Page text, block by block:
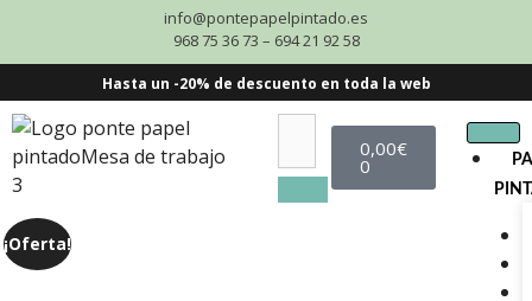
info@pontepapelpintado.es
968 75 36 73 – 694 21 92 58
Hasta un -20% de descuento en toda la web
0,00€
0
¡Oferta!